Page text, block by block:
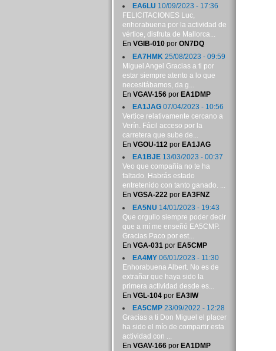
EA6LU 10/09/2023 - 17:36
FELICITACIONES Luc,
enhorabuena por la actividad de
vértice, disfruta de Mallorca...
En VGIB-010por ON7DQ
EA7HMK 25/08/2023 - 09:59
Miguel Angel Gracias a ti por
estar siempre atento a lo que
necesitábamos, da g...
En VGAV-156por EA1DMP
EA1JAG07/04/2023 - 10:56
Vertice relativamente cercano a
Verín. Fácil acceso por la
carretera que sube de...
En VGOU-112por EA1JAG
EA1BJE13/03/2023 - 00:37
Veo que compañía no te ha
faltado. Habrás estado
entretenido con tanto ganado. ...
En VGSA-222por EA3FNZ
EA5NU 14/01/2023 - 19:43
Que orgullo siempre poder decir
que a mí me enseñó EA5CMP.
Gracias Paco por est...
En VGA-031 por EA5CMP
EA4MY06/01/2023 - 11:30
Enhorabuena Albert. No es de
extrañar que haya sido la
primera actividad desde es...
En VGL-104por EA3IW
EA5CMP23/09/2022 - 12:28
Gracias a ti Don Miguel el placer
ha sido el mío de compartir esta
actividad con ...
En VGAV-166por EA1DMP